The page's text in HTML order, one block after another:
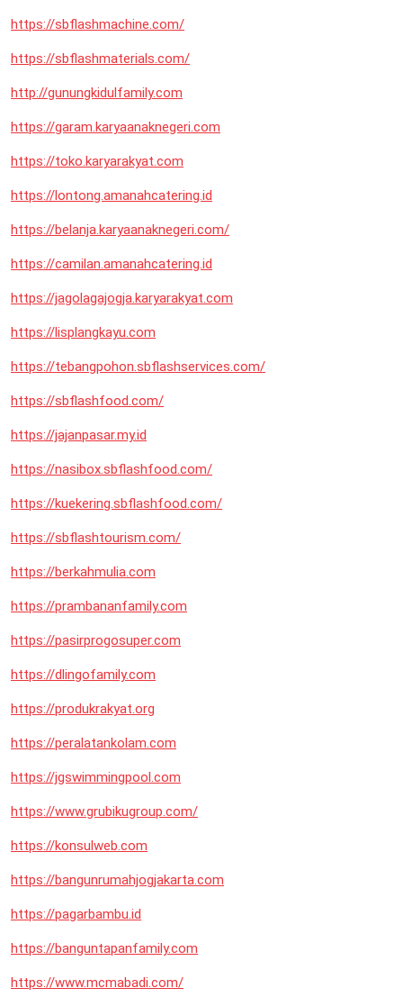
https://sbflashmachine.com/
https://sbflashmaterials.com/
http://gunungkidulfamily.com
https://garam.karyaanaknegeri.com
https://toko.karyarakyat.com
https://lontong.amanahcatering.id
https://belanja.karyaanaknegeri.com/
https://camilan.amanahcatering.id
https://jagolagajogja.karyarakyat.com
https://lisplangkayu.com
https://tebangpohon.sbflashservices.com/
https://sbflashfood.com/
https://jajanpasar.my.id
https://nasibox.sbflashfood.com/
https://kuekering.sbflashfood.com/
https://sbflashtourism.com/
https://berkahmulia.com
https://prambananfamily.com
https://pasirprogosuper.com
https://dlingofamily.com
https://produkrakyat.org
https://peralatankolam.com
https://jgswimmingpool.com
https://www.grubikugroup.com/
https://konsulweb.com
https://bangunrumahjogjakarta.com
https://pagarbambu.id
https://banguntapanfamily.com
https://www.mcmabadi.com/